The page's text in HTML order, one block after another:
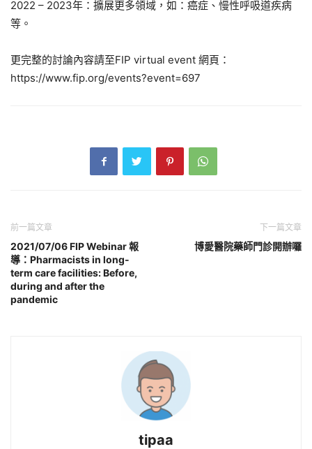
2022 – 2023年：擴展更多領域，如：癌症、慢性呼吸道疾病
等。
更完整的討論內容請至FIP virtual event 網頁：
https://www.fip.org/events?event=697
前一篇文章
2021/07/06 FIP Webinar 報
導：Pharmacists in long-
term care facilities: Before,
during and after the
pandemic
下一篇文章
博愛醫院藥師門診開辦囉
tipaa